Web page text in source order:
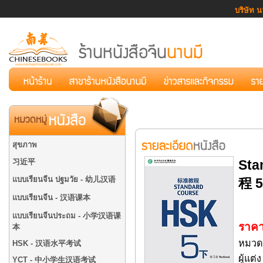
บริษัท น
สุขภาพ
习近平
แบบเรียนจีน ปฐมวัย - 幼儿汉语
แบบเรียนจีน - 汉语课本
แบบเรียนจีนประถม - 小学汉语课
本
HSK - 汉语水平考试
YCT - 中小学生汉语考试
程
ราค
หมวด
ผู้แต่ง